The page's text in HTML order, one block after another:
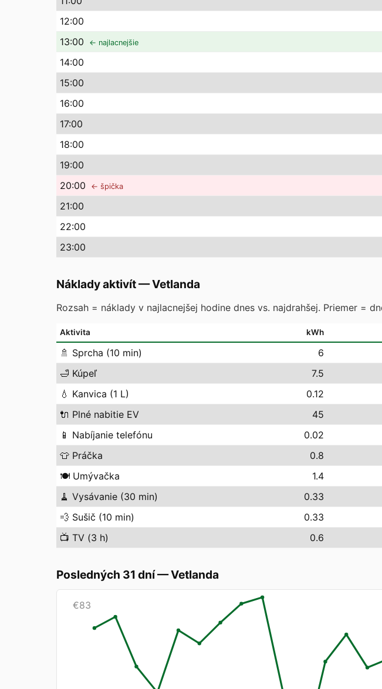
12:00
13:00 ← najlacnejšie
14:00
15:00
16:00
17:00
18:00
19:00
20:00 ← špička
21:00
22:00
23:00
Náklady aktivít—Vetlanda
Rozsah = náklady v najlacnejšej hodine dnes vs. najdrahšej. Priemer =
Aktivita kWh
🚿 Sprcha (10 min) 6
🛁 Kúpeľ 7.5
💧 Kanvica (1 L) 0.12
🔌 Plné nabitie EV 45
📱 Nabíjanie telefónu 0.02
👕 Práčka 0.8
🍽️ Umývačka 1.4
🧹 Vysávanie (30 min) 0.33
💨 Sušič (10 min) 0.33
📺 TV (3 h) 0.6
Posledných 31 dní—Vetlanda
€83